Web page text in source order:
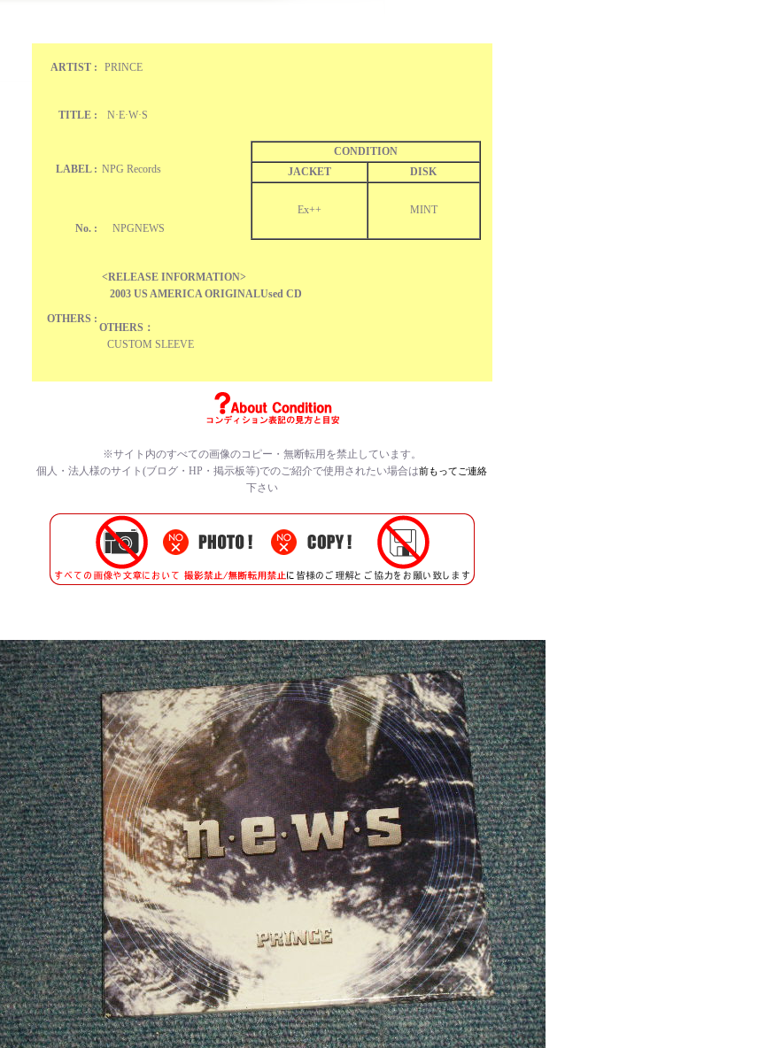
ARTIST : PRINCE
TITLE : N·E·W·S
LABEL : NPG Records
CONDITION
JACKET
DISK
Ex++
MINT
No. :
NPGNEWS
OTHERS :
<RELEASE INFORMATION>
2003 US AMERICA ORIGINALUsed CD
OTHERS：
CUSTOM SLEEVE
※サイト内のすべての画像のコピー・無断転用を禁止 しています。
個人・法人様のサイト(ブログ・HP・掲示板等)でのご紹介で使用されたい場合は前もってご連絡
下さい